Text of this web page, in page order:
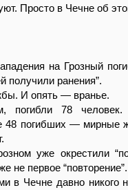
Просто в Чечне об
на Грозный
получили ранения”.
И опять — вранье.
погибли 78
48 погибших — мирные
уже окрестили
не первое “повторение”.
в Чечне давно